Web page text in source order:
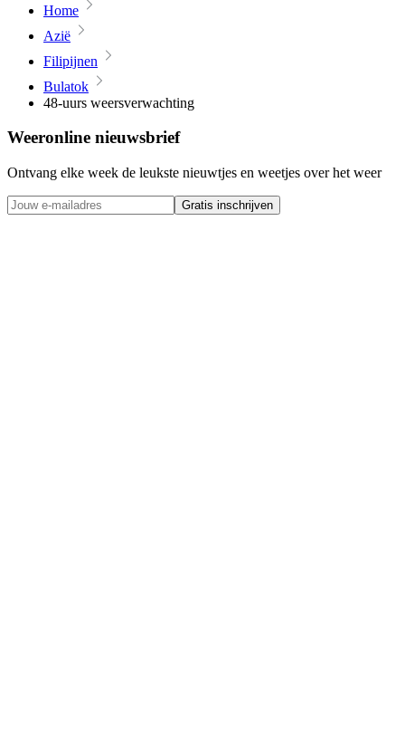
Home
Azië
Filipijnen
Bulatok
48-uurs weersverwachting
Weeronline nieuwsbrief
Ontvang elke week de leukste nieuwtjes en weetjes over het weer
Gratis inschrijven